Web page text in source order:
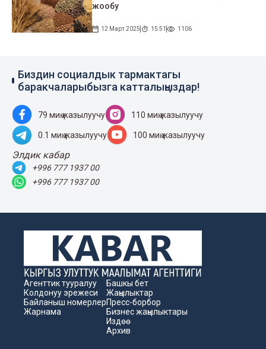
жообу
12 Март 2025 15:51 1106
Биздин социалдык тармактагы
баракчаларыбызга катталыңыздар!
79 миң жазылуучу 110 миң жазылуучу
0.1 миң жазылуучу 100 миң жазылуучу
Элдик кабар
+996 777 1937 00
+996 777 1937 00
Агенттик тууралуу
Колдонуу эрежеси
Байланыш номерлер
Жарнама
Башкы бет
Жаңылыктар
Пресс-борбор
Бизнес жаңылыктары
Издөө
Архив